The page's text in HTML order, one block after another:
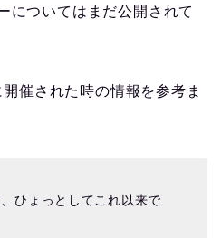
についてはまだ公開されて
催された時の情報を参考ま
ひょっとしてこれ以来で